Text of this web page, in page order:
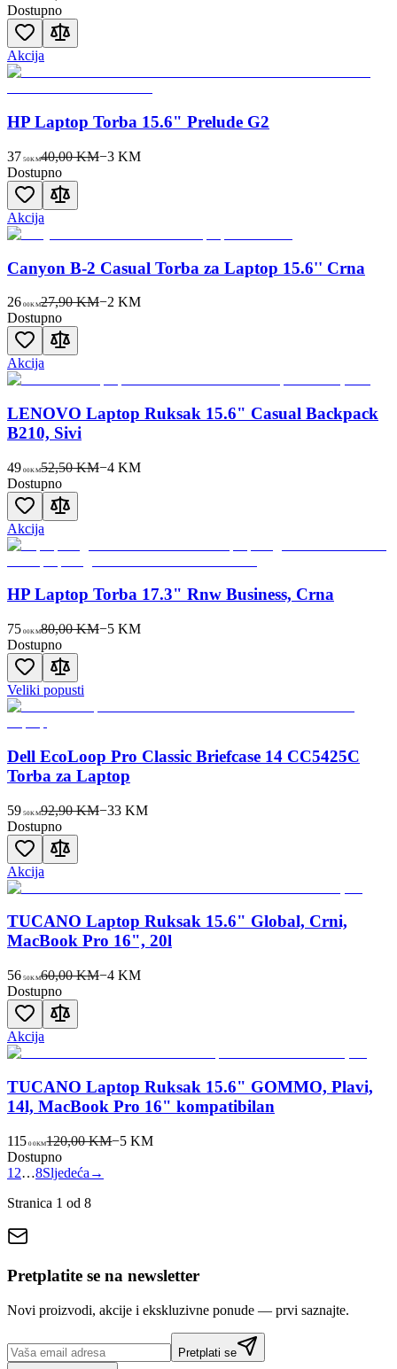
Dostupno
Akcija
HP Laptop Torba 15.6" Prelude G2
37 50KM40,00 KM−3KM
Dostupno
Akcija
Canyon B-2 Casual Torba za Laptop 15.6'' Crna
26 00KM27,90 KM−2 KM
Dostupno
Akcija
LENOVO Laptop Ruksak 15.6" Casual Backpack
B210, Sivi
49 00KM52,50 KM−4KM
Dostupno
Akcija
HP Laptop Torba 17.3" Rnw Business, Crna
75 00KM80,00 KM−5KM
Dostupno
Veliki popusti
Dell EcoLoop Pro Classic Briefcase 14 CC5425C
Torba za Laptop
59 50KM92,90 KM−33KM
Dostupno
Akcija
TUCANO Laptop Ruksak 15.6" Global, Crni,
MacBook Pro 16", 20l
56 50KM60,00 KM−4KM
Dostupno
Akcija
TUCANO Laptop Ruksak 15.6" GOMMO, Plavi,
14l, MacBook Pro 16" kompatibilan
115 00KM120,00 KM−5 KM
Dostupno
1 2…8Sljedeća →
Stranica 1 od 8
Pretplatite se na newsletter
Novi proizvodi, akcije i ekskluzivne ponude — prvi saznajte.
Pretplati se